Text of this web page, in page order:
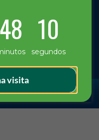
48 10
segundos
visita